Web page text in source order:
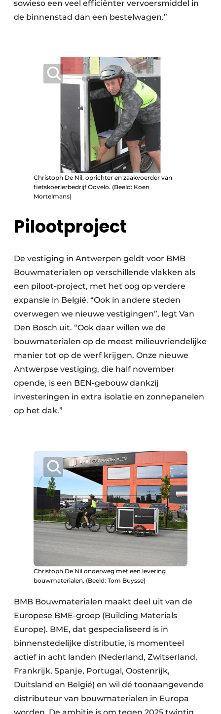
sowieso een veel efficiënter vervoersmiddel in
de binnenstad dan een bestelwagen.”
Christoph De Nil, oprichter en zaakvoerder van
fietskoerierbedrijf Oovelo. (Beeld: Koen
Mortelmans)
Pilootproject
De vestiging in Antwerpen geldt voor BMB
Bouwmaterialen op verschillende vlakken als
een piloot-project, met het oog op verdere
expansie in België. “Ook in andere steden
overwegen we nieuwe vestigingen”, legt Van
Den Bosch uit. “Ook daar willen we de
bouwmaterialen op de meest milieuvriendelijke
manier tot op de werf krijgen. Onze nieuwe
Antwerpse vestiging, die half november
opende, is een BEN-gebouw dankzij
investeringen in extra isolatie en zonnepanelen
op het dak.”
Christoph De Nil onderweg met een levering
bouwmaterialen. (Beeld: Tom Buysse)
BMB Bouwmaterialen maakt deel uit van de
Europese BME-groep (Building Materials
Europe). BME, dat gespecialiseerd is in
binnenstedelijke distributie, is momenteel
actief in acht landen (Nederland, Zwitserland,
Frankrijk, Spanje, Portugal, Oostenrijk,
Duitsland en België) en wil dé toonaangevende
distributeur van bouwmaterialen in ​Europa